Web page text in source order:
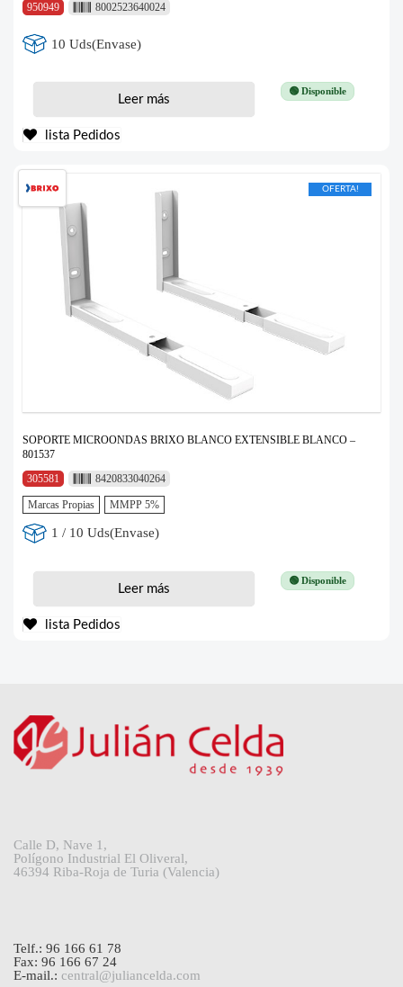
950949
8002523640024
10 Uds(Envase)
🟢 Disponible
Leer más
lista Pedidos
OFERTA!
SOPORTE MICROONDAS BRIXO BLANCO EXTENSIBLE BLANCO –
801537
305581
8420833040264
Marcas Propias MMPP 5%
1 / 10 Uds(Envase)
🟢 Disponible
Leer más
lista Pedidos
Calle D, Nave 1,
Polígono Industrial El Oliveral,
46394 Riba-Roja de Turia (Valencia)
Telf.: 96 166 61 78
Fax: 96 166 67 24
E-mail.: central@juliancelda.com